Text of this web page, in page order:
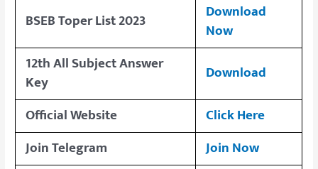
BSEB Toper List 2023
Download
Now
12th All Subject Answer
Key
Download
Official Website
Click Here
Join Telegram
Join Now